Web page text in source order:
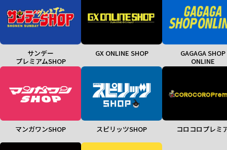
サンデー
プレミアムSHOP
GX ONLINE SHOP
GAGAGA SHOP
ONLINE
マンガワンSHOP スピリッツSHOP コロコロプレミ